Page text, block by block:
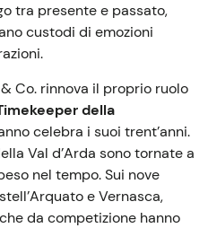
tra presente e passato,
custodi di emozioni
Co. rinnova il proprio ruolo
della
celebra i suoi trent’anni.
Val d’Arda sono tornate a
nel tempo. Sui nove
e Vernasca,
da competizione hanno